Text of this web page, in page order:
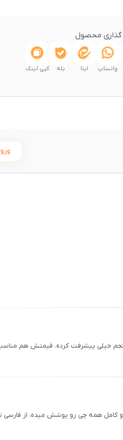
گذاری محصول
واتساپ ایتا بله کپی لینک
خیلی پیشرفت کرده. قیمتش هم
همه چی رو پوشش میده، از فارسی